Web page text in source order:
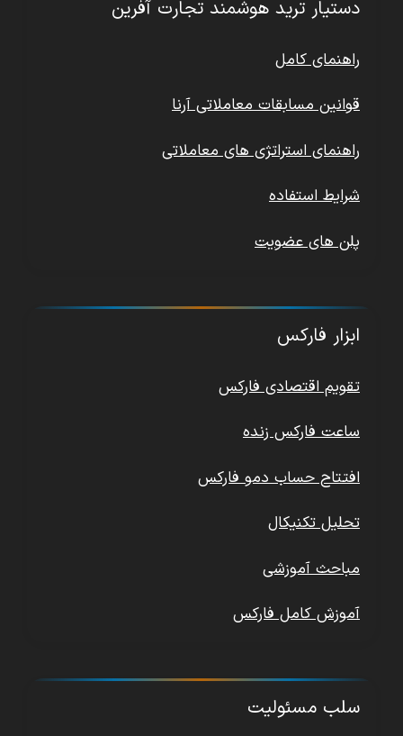
دستیار ترید هوشمند تجارت آفرین
راهنمای کامل
قوانین مسابقات معاملاتی آرنا
راهنمای استراتژی های معاملاتی
شرایط استفاده
پلن های عضویت
ابزار فارکس
تقویم اقتصادی فارکس
ساعت فارکس زنده
افتتاح حساب دمو فارکس
تحلیل تکنیکال
مباحث آموزشی
آموزش کامل فارکس
سلب مسئولیت